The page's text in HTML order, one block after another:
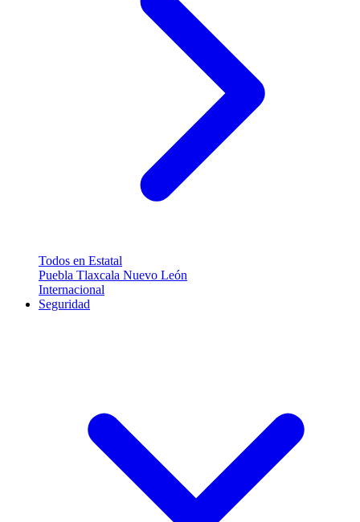
Todos en Estatal
Puebla Tlaxcala Nuevo León
Internacional
Seguridad